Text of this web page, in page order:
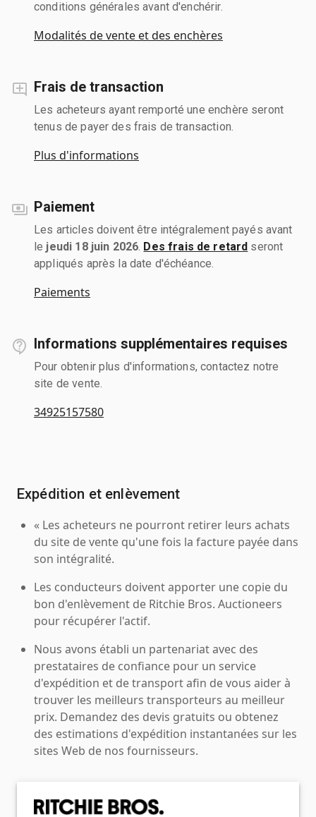
conditions générales avant d'enchérir.
Modalités de vente et des enchères
Frais de transaction
Les acheteurs ayant remporté une enchère seront
tenus de payer des frais de transaction.
Plus d'informations
Paiement
Les articles doivent être intégralement payés avant
le jeudi 18 juin 2026 Des frais de retard seront
appliqués après la date d'échéance.
Paiements
Informations supplémentaires requises
Pour obtenir plus d'informations, contactez notre
site de vente.
34925157580
Expédition et enlèvement
« Les acheteurs ne pourront retirer leurs achats
du site de vente qu'une fois la facture payée dans
son intégralité.
Les conducteurs doivent apporter une copie du
bon d'enlèvement de Ritchie Bros. Auctioneers
pour récupérer l'actif.
Nous avons établi un partenariat avec des
prestataires de confiance pour un service
d'expédition et de transport afin de vous aider à
trouver les meilleurs transporteurs au meilleur
prix. Demandez des devis gratuits ou obtenez
des estimations d'expédition instantanées sur les
sites Web de nos fournisseurs.